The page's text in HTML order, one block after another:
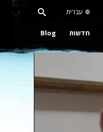
עברית
חדשות Blog